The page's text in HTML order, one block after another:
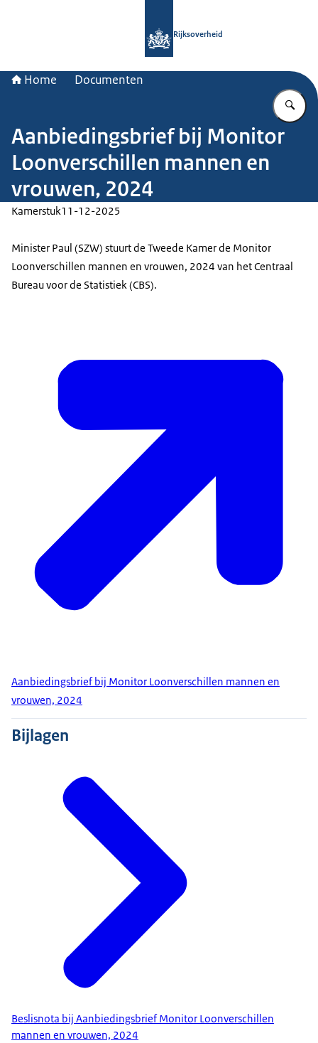
Rijksoverheid
Home Documenten
Aanbiedingsbrief bij Monitor
Loonverschillen mannen en
vrouwen, 2024
Kamerstuk11-12-2025
Minister Paul (SZW) stuurt de Tweede Kamer de Monitor
Loonverschillen mannen en vrouwen, 2024 van het Centraal
Bureau voor de Statistiek (CBS).
Aanbiedingsbrief bij Monitor Loonverschillen mannen en
vrouwen, 2024
Bijlagen
Beslisnota bij Aanbiedingsbrief Monitor Loonverschillen
mannen en vrouwen, 2024